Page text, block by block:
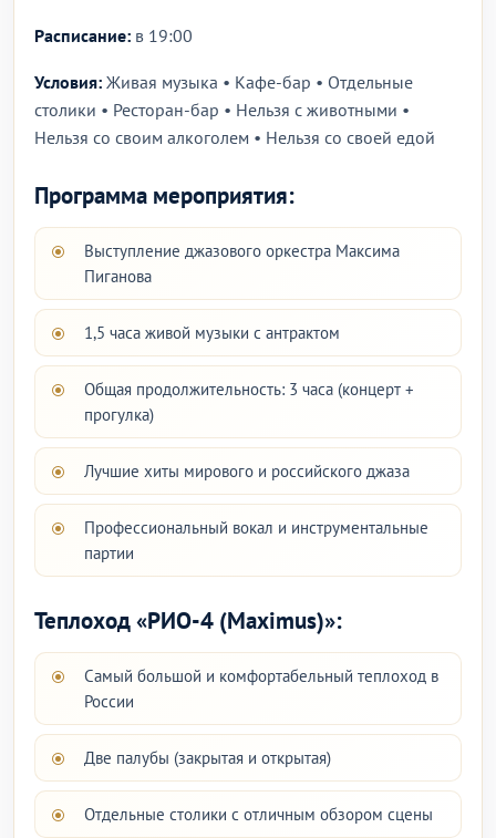
Расписание: в 19:00
Условия: Живая музыка • Кафе-бар • Отдельные
столики • Ресторан-бар • Нельзя с животными •
Нельзя со своим алкоголем • Нельзя со своей едой
Программа мероприятия:
Выступление джазового оркестра Максима
Пиганова
1,5 часа живой музыки с антрактом
Общая продолжительность: 3 часа (концерт +
прогулка)
Лучшие хиты мирового и российского джаза
Профессиональный вокал и инструментальные
партии
Теплоход «РИО-4 (Maximus)»:
Самый большой и комфортабельный теплоход в
России
Две палубы (закрытая и открытая)
Отдельные столики с отличным обзором сцены